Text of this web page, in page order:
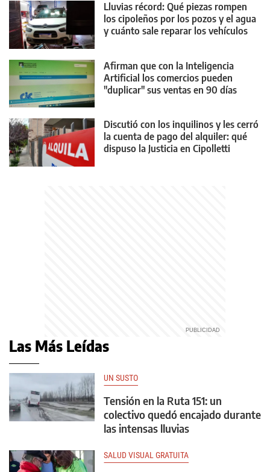
Lluvias récord: Qué piezas rompen
los cipoleños por los pozos y el agua
y cuánto sale reparar los vehículos
Afirman que con la Inteligencia
Artificial los comercios pueden
"duplicar" sus ventas en 90 días
Discutió con los inquilinos y les cerró
la cuenta de pago del alquiler: qué
dispuso la Justicia en Cipolletti
Las Más Leídas
UN SUSTO
Tensión en la Ruta 151: un
colectivo quedó encajado durante
las intensas lluvias
SALUD VISUAL GRATUITA